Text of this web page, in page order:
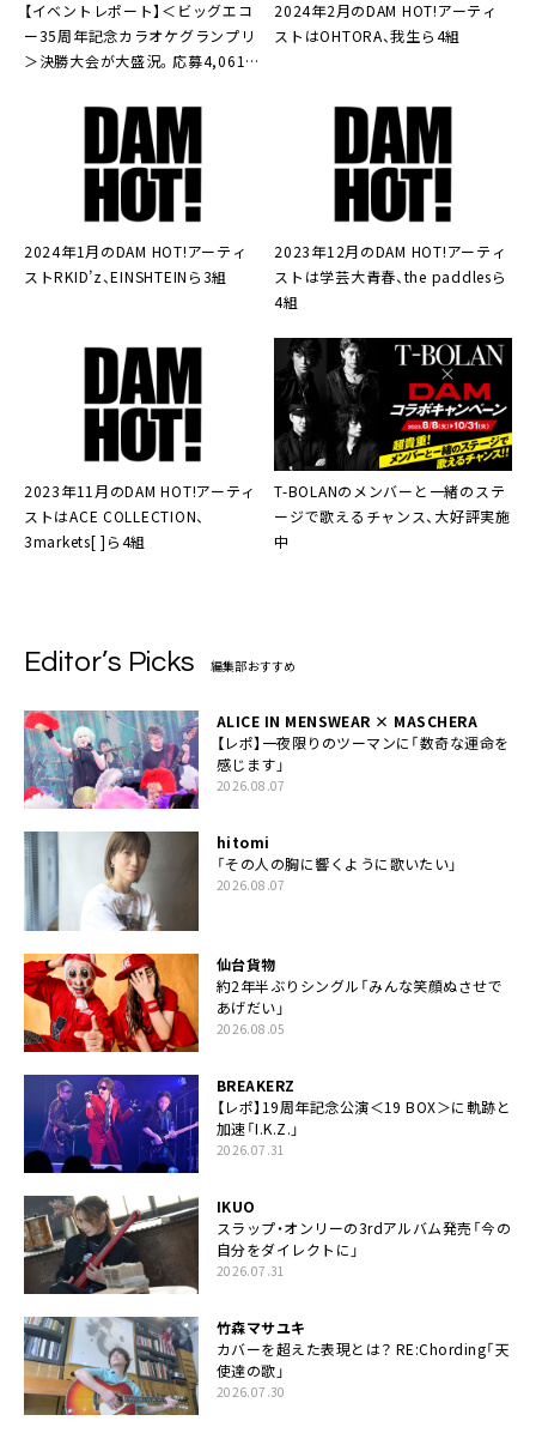
【イベントレポート】＜ビッグエコ
ー35周年記念カラオケグランプリ
＞決勝大会が大盛況。応募4,061件
2024年2月のDAM HOT!アーティ
ストはOHTORA、我生ら4組
2024年1月のDAM HOT!アーティ
ストRKID’z、EINSHTEINら3組
2023年12月のDAM HOT!アーティ
ストは学芸大青春、the paddlesら
4組
2023年11月のDAM HOT!アーティ
ストはACE COLLECTION、
3markets[ ]ら4組
T-BOLANのメンバーと一緒のステ
ージで歌えるチャンス、大好評実施
中
Editor’s Picks 編集部おすすめ
ALICE IN MENSWEAR × MASCHERA
【レポ】一夜限りのツーマンに「数奇な運命を
感じます」
2026.08.07
hitomi
「その人の胸に響くように歌いたい」
2026.08.07
仙台貨物
約2年半ぶりシングル「みんな笑顔ぬさせで
あげだい」
2026.08.05
BREAKERZ
【レポ】19周年記念公演＜19 BOX＞に軌跡と
加速「I.K.Z.」
2026.07.31
IKUO
スラップ・オンリーの3rdアルバム発売「今の
自分をダイレクトに」
2026.07.31
竹森マサユキ
カバーを超えた表現とは？ RE:Chording「天
使達の歌」
2026.07.30